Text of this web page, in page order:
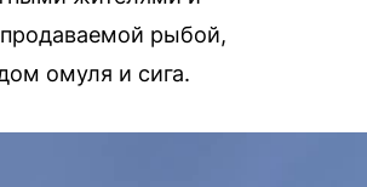
рыбой,
омуля и сига.